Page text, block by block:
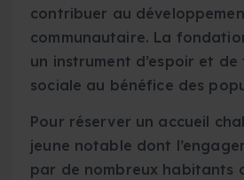
contribuer au
communautaire. La
un instrument d’espoir et
sociale au bénéfice des
Pour réserver un accueil
jeune notable dont
par de nombreux habitants